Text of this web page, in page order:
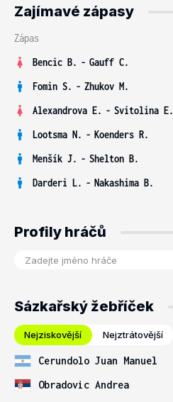
Zajímavé zápasy
Zápas
Bencic B. - Gauff C.
Fomin S. - Zhukov M.
Alexandrova E. - Svitolina E.
Lootsma N. - Koenders R.
Menšík J. - Shelton B.
Darderi L. - Nakashima B.
Profily hráčů
Sázkařský žebříček
Nejziskovější Nejztrátovější
Cerundolo Juan Manuel
Obradovic Andrea